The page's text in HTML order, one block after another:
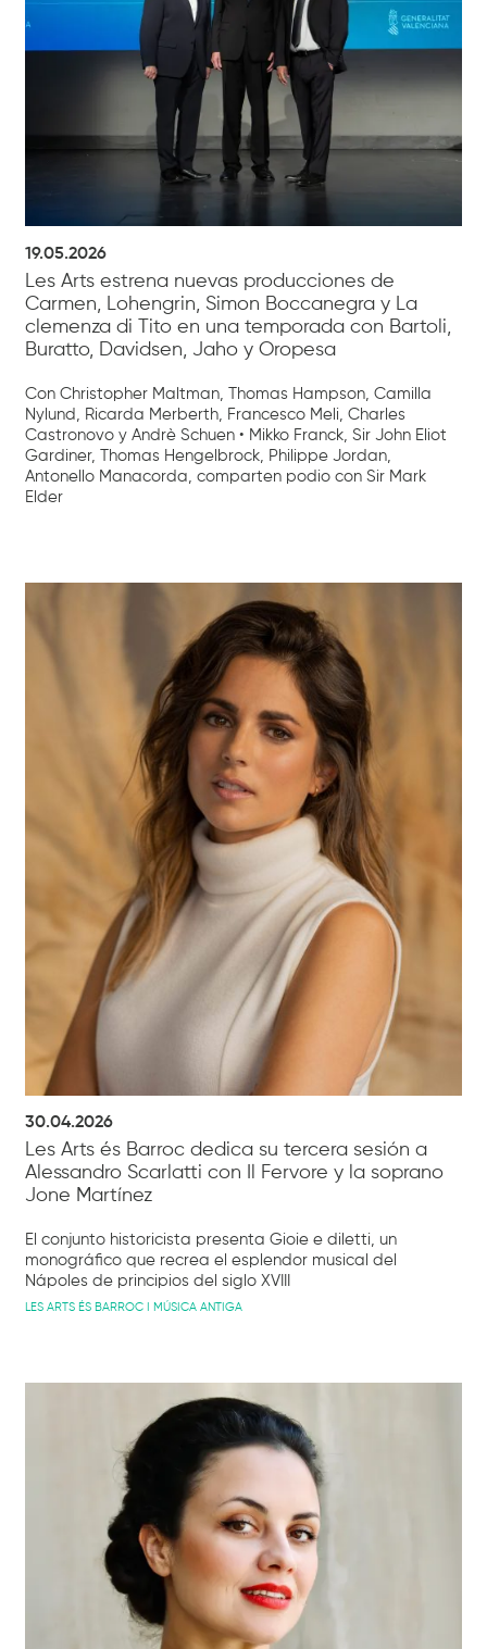
19.05.2026
Les Arts estrena nuevas producciones de
Carmen, Lohengrin, Simon Boccanegra y La
clemenza di Tito en una temporada con Bartoli,
Buratto, Davidsen, Jaho y Oropesa
Con Christopher Maltman, Thomas Hampson, Camilla
Nylund, Ricarda Merberth, Francesco Meli, Charles
Castronovo y Andrè Schuen • Mikko Franck, Sir John Eliot
Gardiner, Thomas Hengelbrock, Philippe Jordan,
Antonello Manacorda, comparten podio con Sir Mark
Elder
30.04.2026
Les Arts és Barroc dedica su tercera sesión a
Alessandro Scarlatti con Il Fervore y la soprano
Jone Martínez
El conjunto historicista presenta Gioie e diletti, un
monográfico que recrea el esplendor musical del
Nápoles de principios del siglo XVIII
LES ARTS ÉS BARROC I MÚSICA ANTIGA